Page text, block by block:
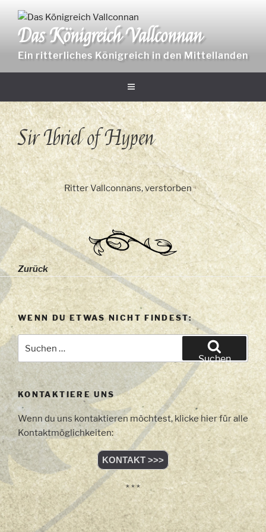
Inhalt
springenDas Königreich Vallconnan
Ein ritterliches Königreich in den Mittellanden
Sir Ibriel of Hypen
Ritter Vallconnans, verstorben
Zurück
WENN DU ETWAS NICHT FINDEST:
Suchen
KONTAKTIERE UNS
Wenn du uns kontaktieren möchtest, klicke hier für alle
Kontaktmöglichkeiten:
KONTAKT >>>
* * *